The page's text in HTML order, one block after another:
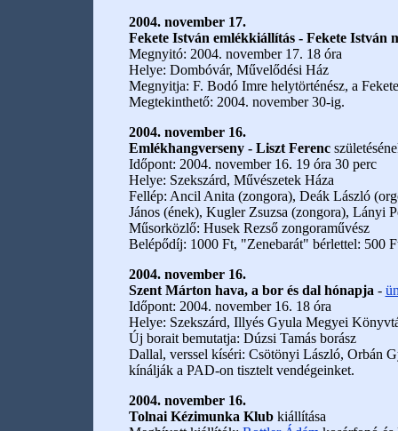
2004. november 17.
Fekete István emlékkiállítás - Fekete István
Megnyitó: 2004. november 17. 18 óra
Helye: Dombóvár, Művelődési Ház
Megnyitja: F. Bodó Imre helytörténész, a
Megtekinthető: 2004. november 30-ig.
2004. november 16.
Emlékhangverseny - Liszt Ferenc
Időpont: 2004. november 16. 19 óra 30 perc
Helye: Szekszárd, Művészetek Háza
Fellép: Ancil Anita (zongora), Deák László
János (ének), Kugler Zsuzsa (zongora), Lányi
Műsorközlő: Husek Rezső zongoraművész
Belépődíj: 1000 Ft, "Zenebarát" bérlettel: 500
2004. november 16.
Szent Márton hava, a bor és dal hónapja -
Időpont: 2004. november 16. 18 óra
Helye: Szekszárd, Illyés Gyula Megyei
Új borait bemutatja: Dúzsi Tamás borász
Dallal, verssel kíséri: Csötönyi László, Orbán
kínálják a PAD-on tisztelt vendégeinket.
2004. november 16.
Tolnai Kézimunka Klubkiállítása